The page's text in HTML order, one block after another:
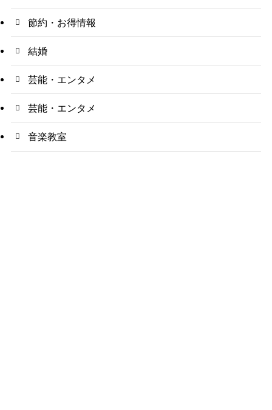
節約・お得情報
結婚
芸能・エンタメ
芸能・エンタメ
音楽教室